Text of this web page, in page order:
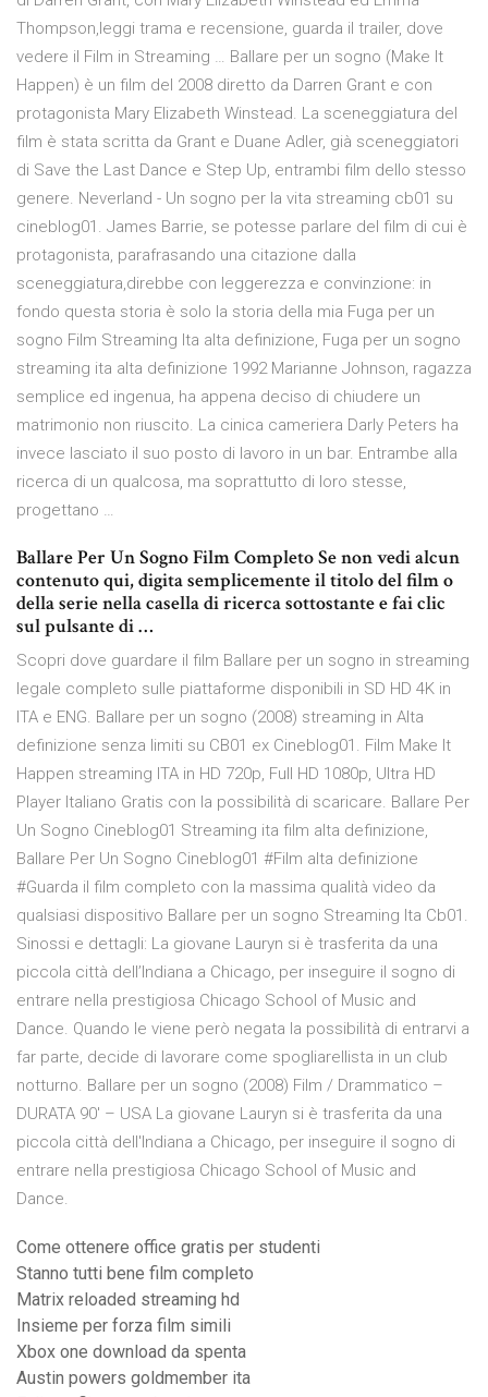
Thompson,leggi trama e recensione, guarda il trailer, dove
vedere il Film in Streaming … Ballare per un sogno (Make It
Happen) è un film del 2008 diretto da Darren Grant e con
protagonista Mary Elizabeth Winstead. La sceneggiatura del
film è stata scritta da Grant e Duane Adler, già sceneggiatori
di Save the Last Dance e Step Up, entrambi film dello stesso
genere. Neverland - Un sogno per la vita streaming cb01 su
cineblog01. James Barrie, se potesse parlare del film di cui è
protagonista, parafrasando una citazione dalla
sceneggiatura,direbbe con leggerezza e convinzione: in
fondo questa storia è solo la storia della mia Fuga per un
sogno Film Streaming Ita alta definizione, Fuga per un sogno
streaming ita alta definizione 1992 Marianne Johnson, ragazza
semplice ed ingenua, ha appena deciso di chiudere un
matrimonio non riuscito. La cinica cameriera Darly Peters ha
invece lasciato il suo posto di lavoro in un bar. Entrambe alla
ricerca di un qualcosa, ma soprattutto di loro stesse,
progettano …
Ballare Per Un Sogno Film Completo Se non vedi alcun
contenuto qui, digita semplicemente il titolo del film o
della serie nella casella di ricerca sottostante e fai clic
sul pulsante di …
Scopri dove guardare il film Ballare per un sogno in streaming
legale completo sulle piattaforme disponibili in SD HD 4K in
ITA e ENG. Ballare per un sogno (2008) streaming in Alta
definizione senza limiti su CB01 ex Cineblog01. Film Make It
Happen streaming ITA in HD 720p, Full HD 1080p, Ultra HD
Player Italiano Gratis con la possibilità di scaricare. Ballare Per
Un Sogno Cineblog01 Streaming ita film alta definizione,
Ballare Per Un Sogno Cineblog01 #Film alta definizione
#Guarda il film completo con la massima qualità video da
qualsiasi dispositivo Ballare per un sogno Streaming Ita Cb01.
Sinossi e dettagli: La giovane Lauryn si è trasferita da una
piccola città dell’Indiana a Chicago, per inseguire il sogno di
entrare nella prestigiosa Chicago School of Music and
Dance. Quando le viene però negata la possibilità di entrarvi a
far parte, decide di lavorare come spogliarellista in un club
notturno. Ballare per un sogno (2008) Film / Drammatico –
DURATA 90′ – USA La giovane Lauryn si è trasferita da una
piccola città dell'Indiana a Chicago, per inseguire il sogno di
entrare nella prestigiosa Chicago School of Music and
Dance.
Come ottenere office gratis per studenti
Stanno tutti bene film completo
Matrix reloaded streaming hd
Insieme per forza film simili
Xbox one download da spenta
Austin powers goldmember ita